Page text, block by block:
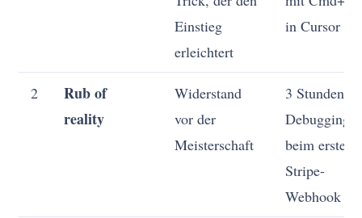
Einstieg
erleichtert
in Cursor
2
Rub of
reality
Widerstand
vor der
Meisterschaft
3 Stunden
Debugging
beim ersten
Stripe-
Webhook